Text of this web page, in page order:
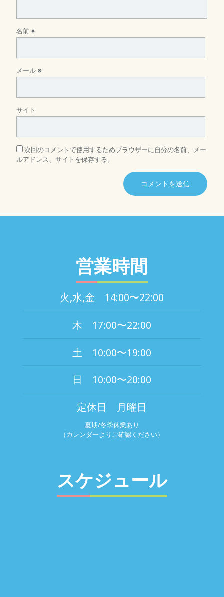
名前 ※
メール ※
サイト
次回のコメントで使用するためブラウザーに自分の名前、メー
ルアドレス、サイトを保存する。
営業時間
火,水,金 14:00〜22:00
木 17:00〜22:00
土 10:00〜19:00
日 10:00〜20:00
定休日 月曜日
夏期/冬季休業あり
（カレンダーよりご確認ください）
スケジュール